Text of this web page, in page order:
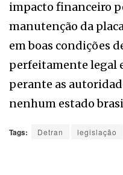
impacto financeiro
manutenção da
em boas condições
perfeitamente legal
perante as
nenhum estado
Tags: Detran legislação